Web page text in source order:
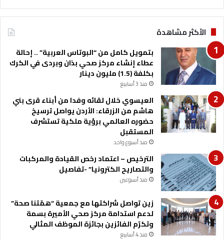
ة
م
ح
ا
و
ل
ت
ا
ل
م
س
ا
ب
أ
م
ن
ه
الأكثر مشاهدة
بتمويل كامل من “البوتاس العربية” .. إحالة
عطاء إنشاء مركز صحي بذان وبردى في الكرك
بكلفة (1.5) مليون دينار
منذ 3 أسابيع
العيسوي خلال لقائه وفدا من أبناء قرى بني
هاشم من الزرقاء: الأردن يواصل ترسيخ
حضوره العالمي برؤية ملكية تستشرف
المستقبل
منذ أسبوع واحد
الترخيص – اعتماد رخص القيادة والمركبات
والتصاريح الكترونيا” -تفاصيل
منذ أسبوعين
زين تواصل شراكتها مع جمعية “همّتنا صحة”
لدعم استدامة مركز صحي الأميرة بسمة
وتكرّم الفائزين بجائزة الموظف المثالي
منذ 4 أسابيع